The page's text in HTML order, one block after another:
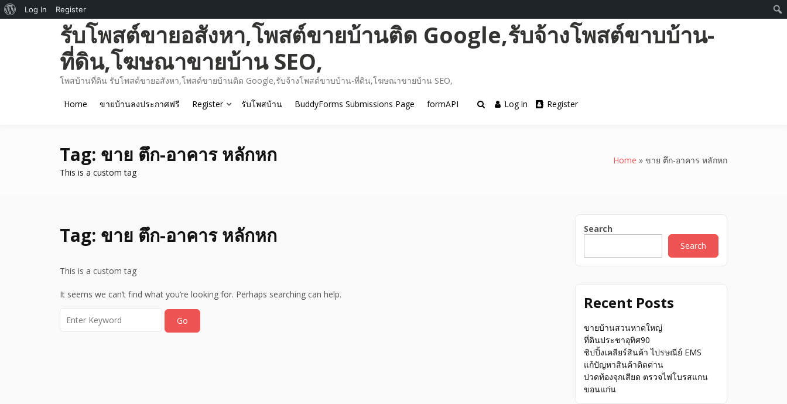
รับโพสต์ขายอสังหา,โพสต์ขายบ้านติด Google,รับจ้างโพสต์ขาบบ้าน-
ที่ดิน,โฆษณาขายบ้าน SEO,
โพสบ้านที่ดิน รับโพสต์ขายอสังหา,โพสต์ขายบ้านติด Google,รับจ้างโพสต์ขาบบ้าน-ที่ดิน,โฆษณาขายบ้าน SEO,
Home ขายบ้านลงประกาศฟรี Register รับโพสบ้าน BuddyForms Submissions Page formAPI Log in Register
Tag: ขาย ตึก-อาคาร หลักหก
This is a custom tag
Home » ขาย ตึก-อาคาร หลักหก
Tag: ขาย ตึก-อาคาร หลักหก
This is a custom tag
It seems we can’t find what you’re looking for. Perhaps searching can help.
for:
Search
Search
Recent Posts
ขายบ้านสวนหาดใหญ่
ที่ดินประชาอุทิศ90
ชิปปิ้งเคลียร์สินค้า ไปรษณีย์ EMS
แก้ปัญหาสินค้าติดด่าน
ปวดท้องจุกเสียด ตรวจไฟโบรสแกน
ขอนแก่น
About
Log In Register